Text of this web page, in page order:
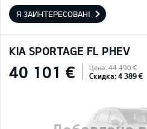
Я ЗАИНТЕРЕСОВАН!
KIA SPORTAGE FL PHEV
40 101 € Цена: 44 490 €
Скидка: 4 389 €